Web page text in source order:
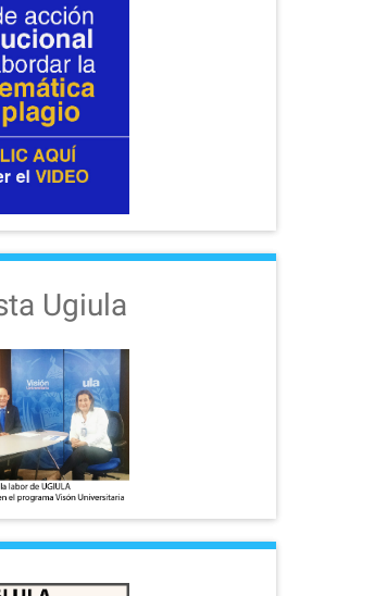
Ugiula